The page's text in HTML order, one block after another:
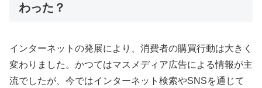
わった？
インターネットの発展により、消費者の購買行動は大きく
変わりました。かつてはマスメディア広告による情報が主
流でしたが、今ではインターネット検索やSNSを通じて